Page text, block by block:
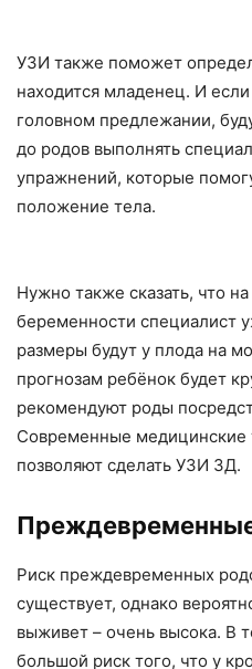
УЗИ также поможет
находится младенец. И
головном предлежании,
до родов выполнять
упражнений, которые
положение тела.
Нужно также сказать, что
беременности специалист
размеры будут у плода на
прогнозам ребёнок будет
рекомендуют роды
Современные медицинские
позволяют сделать УЗИ 3Д.
Риск преждевременных
существует, однако
выживет – очень высока. В
большой риск того, что у